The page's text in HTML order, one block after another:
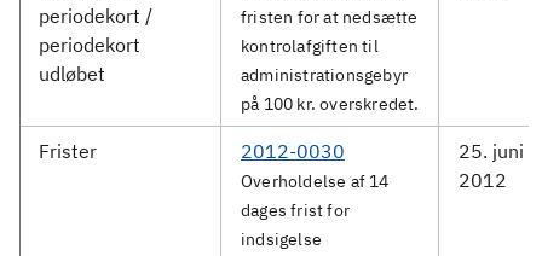
periodekort /
periodekort
udløbet
fristen for at nedsætte
kontrolafgiften til
administrationsgebyr
på 100 kr. overskredet.
Frister 2012-0030
Overholdelse af 14
dages frist for
indsigelse
25. juni
2012